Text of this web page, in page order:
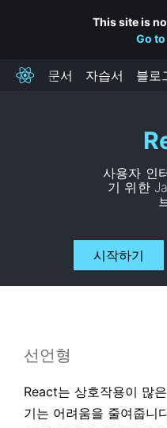
This site is
Go
React문서 자습서 블로
사용자 인
기 위한
시작하기
선언형
React는 상호작용이 많
기는 어려움을 줄여줍니